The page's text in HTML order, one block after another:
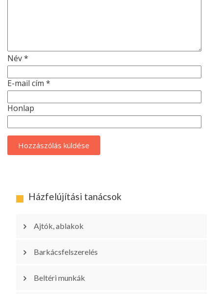
Név*
E-mail cím *
Honlap
Házfelújítási tanácsok
Ajtók, ablakok
Barkácsfelszerelés
Beltéri munkák